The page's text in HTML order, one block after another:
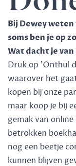
Bij Dewey
soms ben je op
Wat dacht je van
Druk op 'Onthul
waarover het
kopen bij onze
maar koop je bij
gemak van
betrokken
nog een beetje
kunnen blijven